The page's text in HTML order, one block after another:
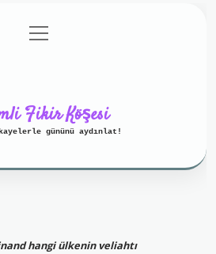
Gizlilik Politikası
menüyü
aç
Fikir Köşesi
gününü aydınlat!
hangi ülkenin veliahtı